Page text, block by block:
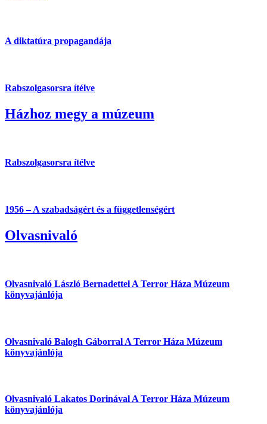
A diktatúra propagandája
Rabszolgasorsra ítélve
Házhoz megy a múzeum
Rabszolgasorsra ítélve
1956 – A szabadságért és a függetlenségért
Olvasnivaló
Olvasnivaló László Bernadettel A Terror Háza Múzeum
könyvajánlója
Olvasnivaló Balogh Gáborral A Terror Háza Múzeum
könyvajánlója
Olvasnivaló Lakatos Dorinával A Terror Háza Múzeum
könyvajánlója